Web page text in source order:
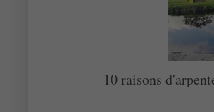
10 raisons